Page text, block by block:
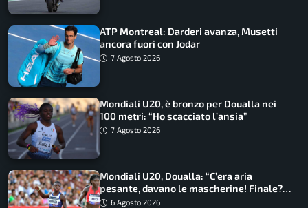
ATP Montreal: Darderi avanza, Musetti
ancora fuori con Jodar
7 Agosto 2026
Mondiali U20, è bronzo per Doualla nei
100 metri: “Ho scacciato l’ansia”
7 Agosto 2026
Mondiali U20, Doualla: “C’era aria
pesante, davano le mascherine! Finale?
Non ho nulla da perdere”
6 Agosto 2026